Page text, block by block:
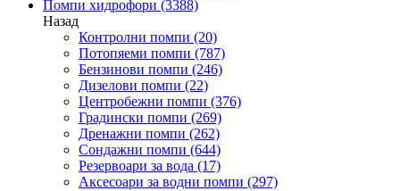
Помпи хидрофори (3388)
Назад
Контролни помпи (20)
Потопяеми помпи (787)
Бензинови помпи (246)
Дизелови помпи (22)
Центробежни помпи (376)
Градински помпи (269)
Дренажни помпи (262)
Сондажни помпи (644)
Резервоари за вода (17)
Аксесоари за водни помпи (297)